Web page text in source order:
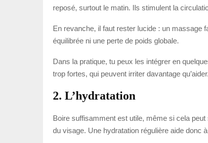
reposé, surtout le matin. Ils stimulent la
En revanche, il faut rester lucide : un massage
équilibrée ni une perte de poids globale.
Dans la pratique, tu peux les intégrer en
trop fortes, qui peuvent irriter davantage qu’aider.
2. L’hydratation
Boire suffisamment est utile, même si cela
du visage. Une hydratation régulière aide donc